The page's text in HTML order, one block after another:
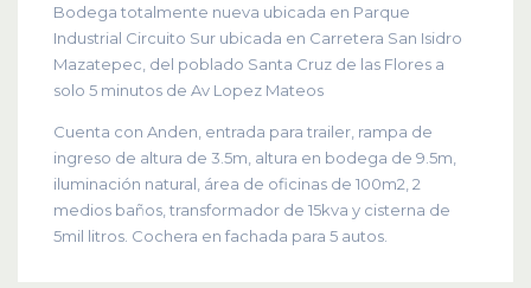
Bodega totalmente nueva ubicada en Parque
Industrial Circuito Sur ubicada en Carretera San Isidro
Mazatepec, del poblado Santa Cruz de las Flores a
solo 5 minutos de Av Lopez Mateos
Cuenta con Anden, entrada para trailer, rampa de
ingreso de altura de 3.5m, altura en bodega de 9.5m,
iluminación natural, área de oficinas de 100m2, 2
medios baños, transformador de 15kva y cisterna de
5mil litros. Cochera en fachada para 5 autos.